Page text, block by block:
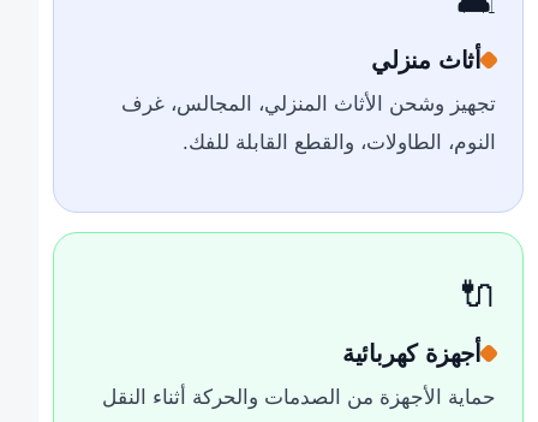
أثاث منزلي
تجهيز وشحن الأثاث المنزلي، المجالس، غرف
النوم، الطاولات، والقطع القابلة للفك.
🔌
أجهزة كهربائية
حماية الأجهزة من الصدمات والحركة أثناء النقل